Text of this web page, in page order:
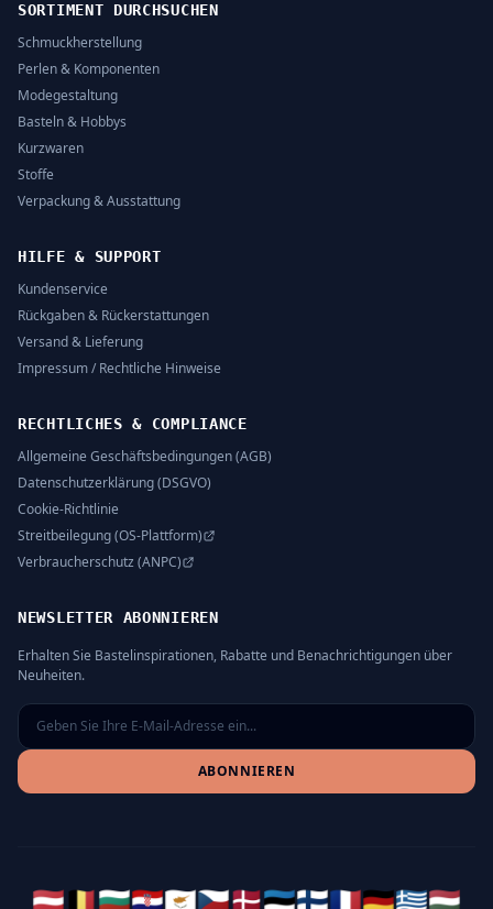
SORTIMENT DURCHSUCHEN
Schmuckherstellung
Perlen & Komponenten
Modegestaltung
Basteln & Hobbys
Kurzwaren
Stoffe
Verpackung & Ausstattung
HILFE & SUPPORT
Kundenservice
Rückgaben & Rückerstattungen
Versand & Lieferung
Impressum / Rechtliche Hinweise
RECHTLICHES & COMPLIANCE
Allgemeine Geschäftsbedingungen (AGB)
Datenschutzerklärung (DSGVO)
Cookie-Richtlinie
Streitbeilegung (OS-Plattform)
Verbraucherschutz (ANPC)
NEWSLETTER ABONNIEREN
Erhalten Sie Bastelinspirationen, Rabatte und Benachrichtigungen über
Neuheiten.
ABONNIEREN
🇦🇹🇧🇪🇧🇬🇭🇷🇨🇾🇨🇿🇩🇰🇪🇪🇫🇮🇫🇷🇩🇪🇬🇷🇭🇺